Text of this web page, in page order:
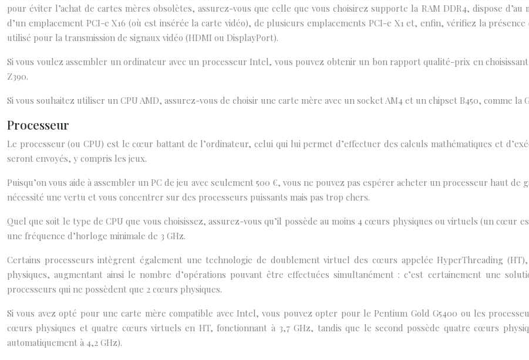
pour éviter l’achat de cartes mères obsolètes, assurez-vous que celle que vous choisirez supporte la RAM DDR4, dispose
d’un emplacement PCI-e X16 (où est insérée la carte vidéo), de plusieurs emplacements PCI-e X1 et, enfin, vérifiez la
utilisé pour la transmission de signaux vidéo (HDMI ou DisplayPort).
Si vous voulez assembler un ordinateur avec un processeur Intel, vous pouvez obtenir un bon rapport qualité-prix en choisissant
Z390.
Si vous souhaitez utiliser un CPU AMD, assurez-vous de choisir une carte mère avec un socket AM4 et un chipset B450, comme la
Processeur
Le processeur (ou CPU) est le cœur battant de l’ordinateur, celui qui lui permet d’effectuer des calculs mathématiques et
seront envoyés, y compris les jeux.
Puisqu’on vous aide à assembler un PC de jeu avec seulement 500 €, vous ne pouvez pas espérer acheter un processeur haut
nécessité une vertu et vous concentrer sur des processeurs puissants mais pas trop chers.
Quel que soit le type de CPU que vous choisissez, assurez-vous qu’il possède au moins 4 cœurs physiques ou virtuels (un cœur
une fréquence d’horloge minimale de 3 GHz.
Certains processeurs intègrent également une technologie de doublement virtuel des cœurs appelée HyperThreading
physiques, augmentant ainsi le nombre d’opérations pouvant être effectuées simultanément : c’est certainement une
processeurs qui ne possèdent que 2 cœurs physiques.
Si vous avez opté pour une carte mère compatible avec Intel, vous pouvez opter pour le Pentium Gold G5400 ou les
cœurs physiques et quatre cœurs virtuels en HT, fonctionnant à 3,7 GHz, tandis que le second possède quatre cœurs
automatiquement à 4,2 GHz).